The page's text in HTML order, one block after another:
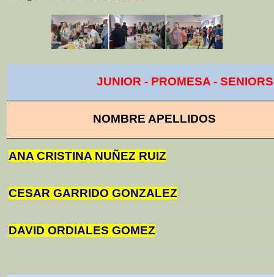
JUNIOR - PROMESA - SENIORS
NOMBRE APELLIDOS
ANA CRISTINA NUÑEZ RUIZ
CESAR GARRIDO GONZALEZ
DAVID ORDIALES GOMEZ